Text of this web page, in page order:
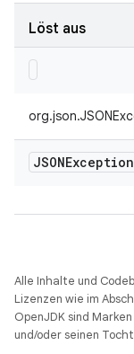
Löst aus
JSONException
Alle Inhalte und
Lizenzen wie im
OpenJDK sind
und/oder seinen